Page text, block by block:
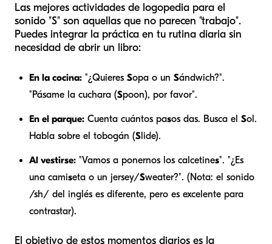
Las mejores actividades de logopedia para el
sonido "S" son aquellas que no parecen "trabajo".
Puedes integrar la práctica en tu rutina diaria sin
necesidad de abrir un libro:
En la cocina: "¿Quieres Sopa o un Sándwich?".
"Pásame la cuchara (Spoon), por favor".
En el parque: Cuenta cuántos pasos das. Busca el Sol.
Habla sobre el tobogán (S lide).
Al vestirse: "Vamos a ponernos los calcetines". "¿Es
una camiseta o un jersey/Sweater?". (Nota: el sonido
/sh/ del inglés es diferente, pero es excelente para
contrastar).
El objetivo de estos momentos diarios es la